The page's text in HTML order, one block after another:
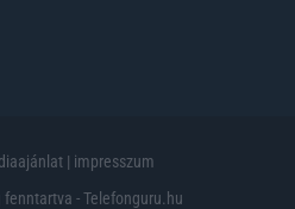
| impresszum
- Telefonguru.hu